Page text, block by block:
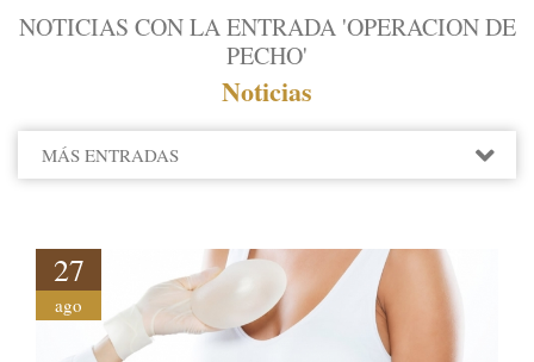
NOTICIAS CON LA ENTRADA 'OPERACION DE
PECHO'
Noticias
MÁS ENTRADAS
2020
2019
27
ago